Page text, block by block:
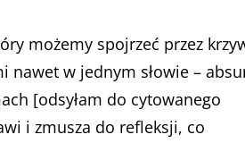
możemy spojrzeć przez
nawet w jednym słowie –
[odsyłam do cytowanego
i zmusza do refleksji, co